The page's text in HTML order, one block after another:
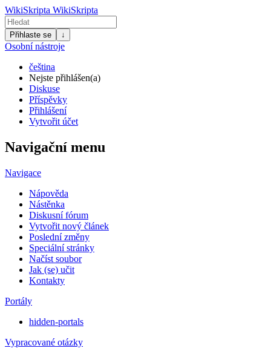
WikiSkripta WikiSkripta
Přihlaste se ↓
Osobní nástroje
čeština
Nejste přihlášen(a)
Diskuse
Příspěvky
Přihlášení
Vytvořit účet
Navigační menu
Navigace
Nápověda
Nástěnka
Diskusní fórum
Vytvořit nový článek
Poslední změny
Speciální stránky
Načíst soubor
Jak (se) učit
Kontakty
Portály
hidden-portals
Vypracované otázky